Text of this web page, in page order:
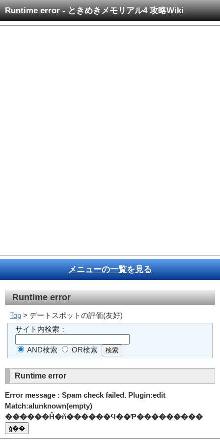
Runtime error - ときめきメモリアル4 攻略Wiki
メニューの一覧を見る
Runtime error
Top > デートスポットの評価(友好)
サイト内検索：
AND検索 OR検索
Runtime error
Error message : Spam check failed. Plugin:edit
Match:alunknown(empty)
������Ĥ�ñ������Ϥ��Ƥ���������